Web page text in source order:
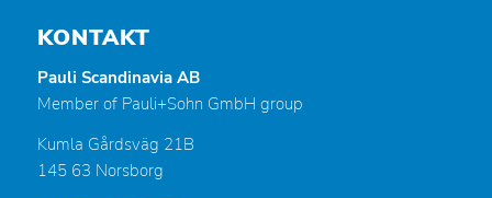
KONTAKT
Pauli Scandinavia AB
Member of Pauli+Sohn GmbH group
Kumla Gårdsväg 21B
145 63 Norsborg